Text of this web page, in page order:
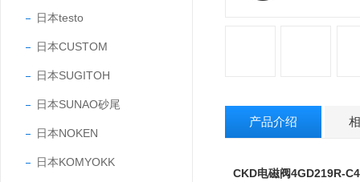
日本testo
日本CUSTOM
日本SUGITOH
日本SUNAO砂尾
日本NOKEN
日本KOMYOKK
产品介绍
CKD电磁阀4GD219R-